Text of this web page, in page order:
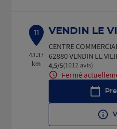
11
43.37
km
VENDIN LE
CENTRE
62880 VENDIN LE
4,5/5Note de 4.5 sur 5
(1012 avis)
Fermé